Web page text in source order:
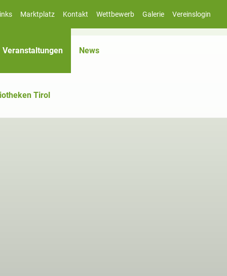
Marktplatz Kontakt Wettbewerb Galerie Vereinslogin
Veranstaltungen(aktiv)News
Tirol